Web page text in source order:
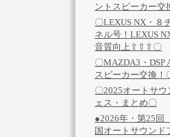
ントスピーカー交
〇LEXUS NX・８
ネル号！LEXUS
音質向上⇧⇧⇧〇
〇MAZDA3・DSP
スピーカー交換！
〇2025オートサウ
ェス・まとめ〇
●2026年・第25
国オートサウンド